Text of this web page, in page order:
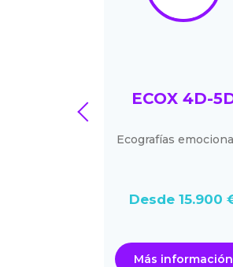
ECOX 4D-
Ecografías
Desde 15.900
Más información
prev